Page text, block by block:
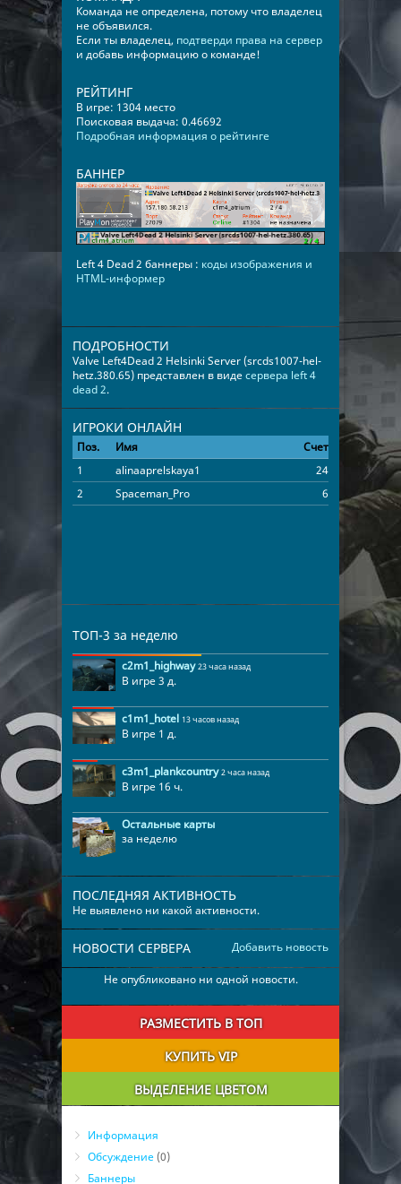
Команда не определена, потому что владелец
не объявился.
Если ты владелец, подтверди права на сервер
и добавь информацию о команде!
РЕЙТИНГ
В игре: 1304 место
Поисковая выдача: 0.46692
Подробная информация о рейтинге
БАННЕР
Left 4 Dead 2 баннеры : коды изображения и
HTML-информер
ПОДРОБНОСТИ
Valve Left4Dead 2 Helsinki Server (srcds1007-hel-
hetz.380.65) представлен в видесервера left 4
dead 2.
ИГРОКИ ОНЛАЙН
Поз. Имя Счет Время
1
alinaaprelskaya1 24 00:42:45
2
Spaceman_Pro 6 00:13:55
ТОП-3 за неделю
c2m1_highway 23 часа назад
В игре 3 д.
c1m1_hotel 13 часов назад
В игре 1 д.
c3m1_plankcountry 2 часа назад
В игре 16 ч.
Остальные карты
за неделю
ПОСЛЕДНЯЯ АКТИВНОСТЬ
Не выявлено ни какой активности.
Добавить новость
НОВОСТИ СЕРВЕРА
Не опубликовано ни одной новости.
РАЗМЕСТИТЬ В ТОП
КУПИТЬ VIP
ВЫДЕЛЕНИЕ ЦВЕТОМ
Информация
Обсуждение (0)
Баннеры